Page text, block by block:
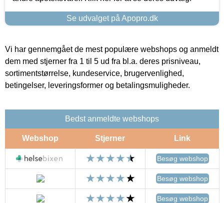
Se udvalget på Apopro.dk
Vi har gennemgået de mest populære webshops og anmeldt
dem med stjerner fra 1 til 5 ud fra bl.a. deres prisniveau,
sortimentstørrelse, kundeservice, brugervenlighed,
betingelser, leveringsformer og betalingsmuligheder.
Bedst anmeldte webshops
Webshop Stjerner Link
Besøg webshop
Besøg webshop
Besøg webshop